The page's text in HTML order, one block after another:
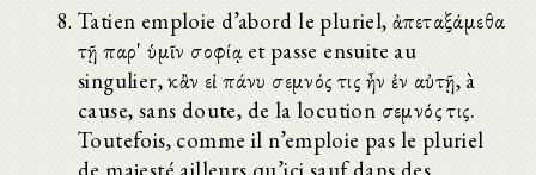
Tatien emploie d’abord le pluriel, ἀπεταξάμεθα
τῇ παρ' ὑμῖν σοφίᾳ et passe ensuite au
singulier, κἂν εἰ πάνυ σεμνός τις ἦν ἐν αὐτῇ, à
cause, sans doute, de la locution σεμνός τις.
Toutefois, comme il n’emploie pas le pluriel
de majesté ailleurs qu’ici sauf dans des